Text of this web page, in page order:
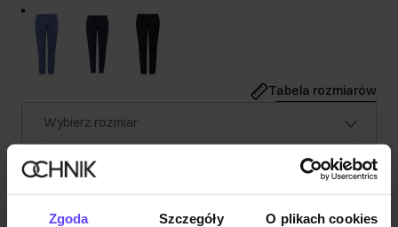
Zgoda Szczegóły O plikach cookies
Tabela rozmiarów
Wybierz rozmiar
Wysyłka w 1 dzień roboczy
Opis produktu